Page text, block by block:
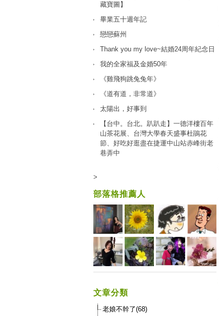
藏寶圖】
畢業五十週年記
戀戀蘇州
Thank you my love~結婚24周年紀念日
我的全家福及金婚50年
《雞飛狗跳兔兔年》
《道有道，非常道》
太陽出，好事到
【台中。台北。趴趴走】一德洋樓百年
山茶花展、台灣大學春天盛事杜鵑花
節、好吃好逛盡在捷運中山站赤峰街老
巷弄中
>
部落格推薦人
文章分類
老娘不幹了(68)